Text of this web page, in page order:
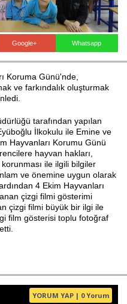
Google+ Whatsapp
Koruma Günü'nde,
ve farkındalık oluşturmak
tarafından yapılan
İlkokulu ile Emine ve
Hayvanları Korumu Günü
hayvan hakları,
ile ilgili bilgiler
ve önemine uygun olarak
4 Ekim Hayvanları
çizgi filmi gösterimi
çizgi filmi büyük bir ilgi ile
film gösterisi toplu fotoğraf
YORUM YAP | 0 Yorum
Haberin Doğru Adresi.